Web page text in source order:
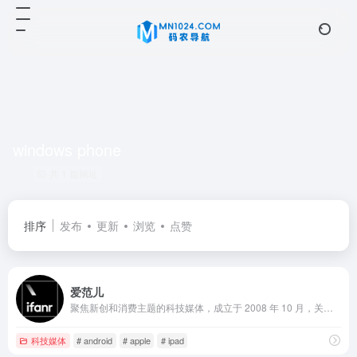
排序 发布 更新 浏览 点赞
爱范儿
科技媒体 # android # apple # ipad